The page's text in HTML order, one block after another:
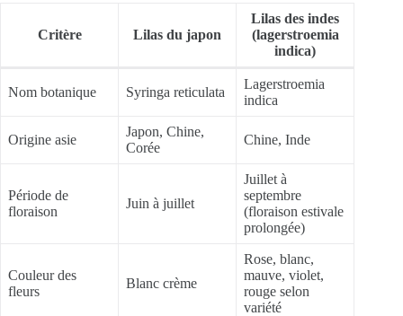
Critère Lilas du japon
Lilas des indes
(lagerstroemia
indica)
Nom botanique Syringa reticulata
Lagerstroemia
indica
Origine asie
Japon, Chine,
Corée
Chine, Inde
Période de
floraison
Juin à juillet
Juillet à
septembre
(floraison estivale
prolongée)
Couleur des
fleurs
Blanc crème
Rose, blanc,
mauve, violet,
rouge selon
variété